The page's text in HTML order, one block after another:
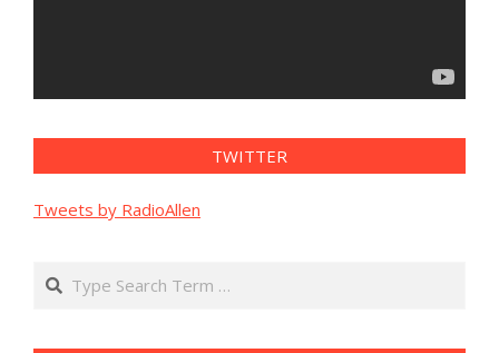
TWITTER
Tweets by RadioAllen
Search